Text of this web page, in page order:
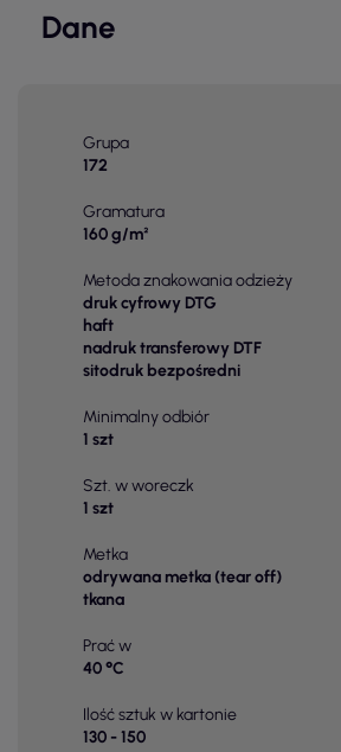
Dane
Grupa
172
Gramatura
160 g/m²
Metoda znakowania odzieży
druk cyfrowy DTG
haft
nadruk transferowy DTF
sitodruk bezpośredni
Minimalny odbiór
1 szt
Szt. w woreczk
1 szt
Metka
odrywana metka (tear off)
tkana
Prać w
40 °C
Ilość sztuk w kartonie
130 - 150